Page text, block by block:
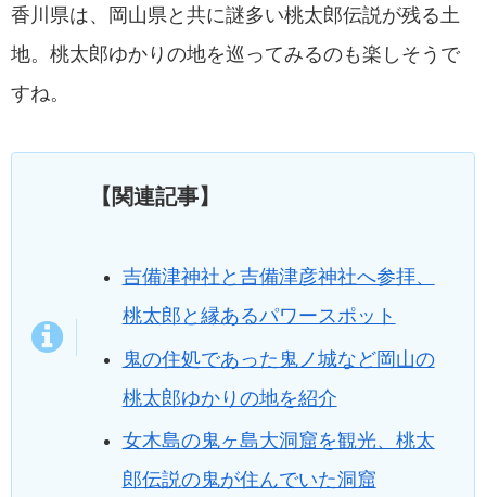
香川県は、岡山県と共に謎多い桃太郎伝説が残る土
地。桃太郎ゆかりの地を巡ってみるのも楽しそうで
すね。
【関連記事】
吉備津神社と吉備津彦神社へ参拝、
桃太郎と縁あるパワースポット
鬼の住処であった鬼ノ城など岡山の
桃太郎ゆかりの地を紹介
女木島の鬼ヶ島大洞窟を観光、桃太
郎伝説の鬼が住んでいた洞窟